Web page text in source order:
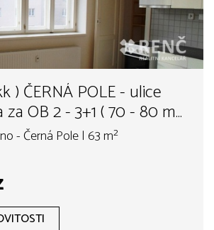
) ČERNÁ POLE - ulice
OB 2 - 3+1 ( 70 - 80 m2
- Černá Pole | 63 m²